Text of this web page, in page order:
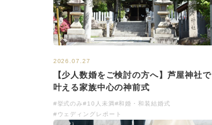
2026.07.27
【少人数婚をご検討の方へ】芦屋神社で
叶える家族中心の神前式
#挙式のみ#10人未満 #和婚・和装結婚式
#ウェディングレポート